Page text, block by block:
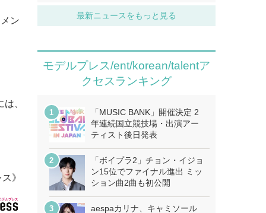
ン
、
》
最新ニュースをもっと見る
モデルプレス/ent/korean/talentア
クセスランキング
「MUSIC BANK」開催決定 2
年連続国立競技場・出演アー
ティスト後日発表
「ボイプラ2」チョン・イジョ
ン15位でファイナル進出 ミッ
ション曲2曲も初公開
aespaカリナ、キャミソール